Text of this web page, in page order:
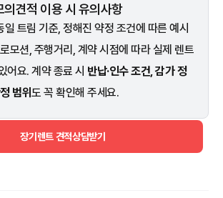
견적 이용 시 유의사항
트림 기준, 정해진 약정 조건에 따른 예시
모션, 주행거리, 계약 시점에 따라 실제 렌트
어요. 계약 종료 시 반납·인수 조건, 감가 정
범위도 꼭 확인해 주세요.
장기렌트 견적상담받기